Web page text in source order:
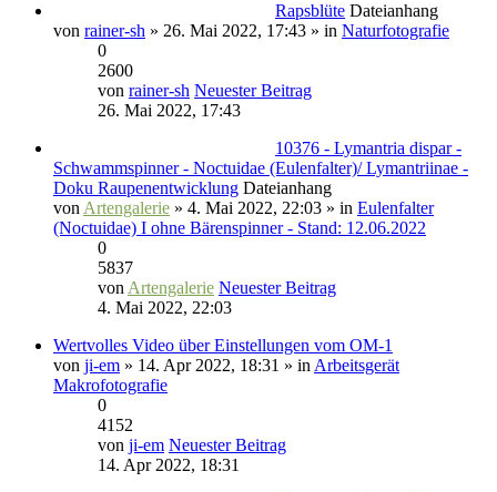
Rapsblüte Dateianhang
von rainer-sh » 26. Mai 2022, 17:43 » in Naturfotografie
0
2600
von rainer-sh Neuester Beitrag
26. Mai 2022, 17:43
10376 - Lymantria dispar -
Schwammspinner - Noctuidae (Eulenfalter)/ Lymantriinae -
Doku Raupenentwicklung Dateianhang
von Artengalerie » 4. Mai 2022, 22:03 » in Eulenfalter
(Noctuidae) I ohne Bärenspinner - Stand: 12.06.2022
0
5837
von Artengalerie Neuester Beitrag
4. Mai 2022, 22:03
Wertvolles Video über Einstellungen vom OM-1
von ji-em » 14. Apr 2022, 18:31 » in Arbeitsgerät
Makrofotografie
0
4152
von ji-em Neuester Beitrag
14. Apr 2022, 18:31